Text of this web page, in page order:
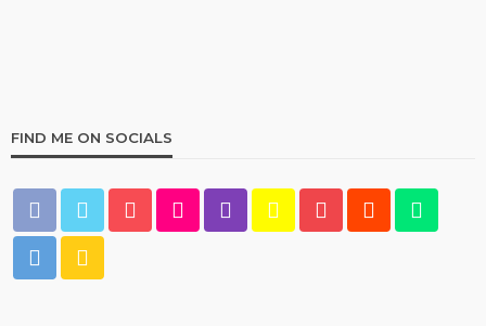
UNCATEGORIZED
Vodka онлайн казино – безопасность и
FIND ME ON SOCIALS